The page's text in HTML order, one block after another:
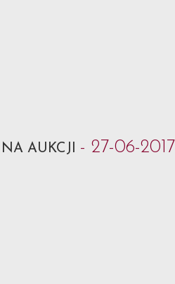
NA AUKCJI - 27-06-2017